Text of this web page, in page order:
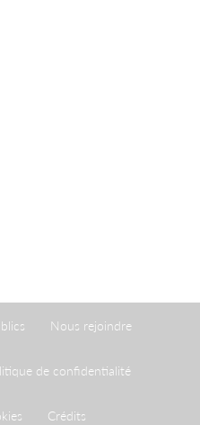
Nous rejoindre
de confidentialité
Crédits